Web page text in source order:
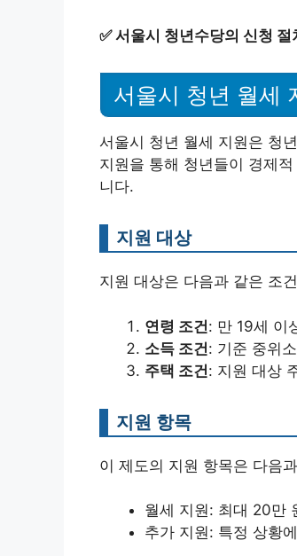
✅서울시 청년수당의 신청
서울시 청년 월세
서울시 청년 월세 지원은 청
지원을 통해 청년들이 경제
니다.
지원 대상
지원 대상은 다음과 같은 조
연령 조건: 만 19세 이
소득 조건: 기준 중위
주택 조건: 지원 대상
지원 항목
이 제도의 지원 항목은 다음
월세 지원: 최대 20만
추가 지원: 특정 상황